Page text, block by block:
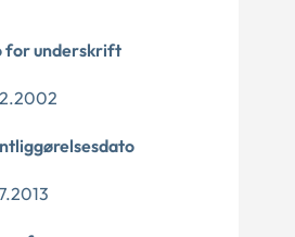
for underskrift